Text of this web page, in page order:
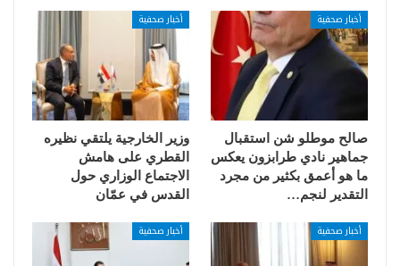
أخبار صحفية
صالح موطلو شن استقبال
جماهير نادي طرابزون يعكس
ما هو أعمق بكثير من مجرد
التقدير لنجم…
أخبار صحفية
وزير الخارجية يلتقي نظيره
القطري على هامش
الاجتماع الوزاري حول
القدس في عمّان
أخبار صحفية أخبار صحفية